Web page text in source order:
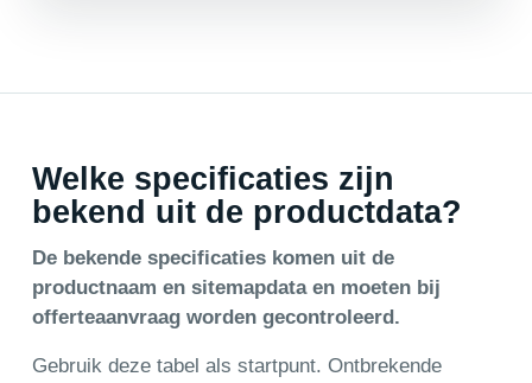
Welke specificaties zijn
bekend uit de productdata?
De bekende specificaties komen uit de
productnaam en sitemapdata en moeten bij
offerteaanvraag worden gecontroleerd.
Gebruik deze tabel als startpunt. Ontbrekende